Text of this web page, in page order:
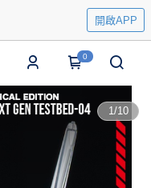
開啟APP
0
1/10